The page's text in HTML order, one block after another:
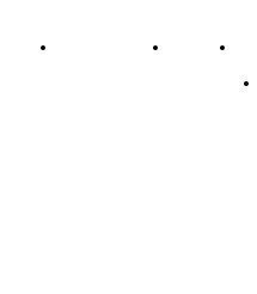
Profil Madu TV Redaksi